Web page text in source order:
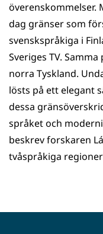
överenskommelser.
dag gränser som
svenskspråkiga i
Sveriges TV.
norra Tyskland.
lösts på ett elegant
dessa
språket och
beskrev forskaren
tvåspråkiga